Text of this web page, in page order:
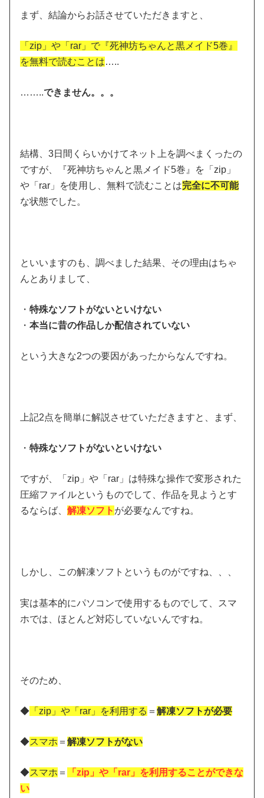
まず、結論からお話させていただきますと、
「zip」や「rar」で『死神坊ちゃんと黒メイド5巻』
を無料で読むことは…..
……..できません。。。
結構、3日間くらいかけてネット上を調べまくったの
ですが、『死神坊ちゃんと黒メイド5巻』を「zip」
や「rar」を使用し、無料で読むことは完全に不可能
な状態でした。
といいますのも、調べました結果、その理由はちゃ
んとありまして、
・特殊なソフトがないといけない
・本当に昔の作品しか配信されていない
という大きな2つの要因があったからなんですね。
上記2点を簡単に解説させていただきますと、まず、
・特殊なソフトがないといけない
ですが、「zip」や「rar」は特殊な操作で変形された
圧縮ファイルというものでして、作品を見ようとす
るならば、解凍ソフト が必要なんですね。
しかし、この解凍ソフトというものがですね、、、
実は基本的にパソコンで使用するものでして、スマ
ホでは、ほとんど対応していないんですね。
そのため、
◆ 「zip」や「rar」を利用する ＝解凍ソフトが必要
◆スマホ ＝解凍ソフトがない
◆スマホ ＝
「zip」や「rar」を利用することができな
い